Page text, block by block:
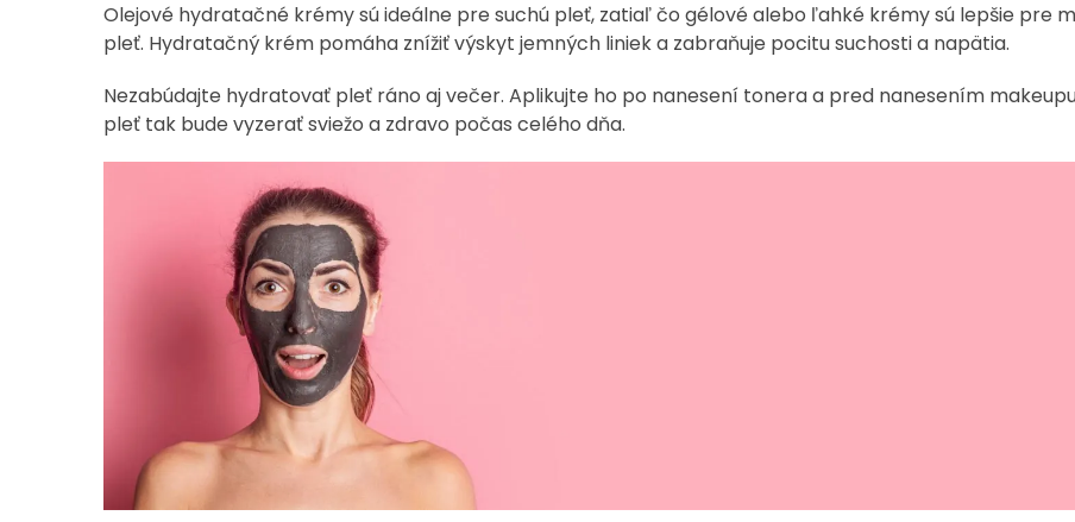
Olejové hydratačné krémy sú ideálne pre suchú pleť, zatiaľ čo gélové alebo ľahké krémy sú lepšie pre
pleť. Hydratačný krém pomáha znížiť výskyt jemných liniek a zabraňuje pocitu suchosti a napätia.
Nezabúdajte hydratovať pleť ráno aj večer. Aplikujte ho po nanesení tonera a pred nanesením
pleť tak bude vyzerať sviežo a zdravo počas celého dňa.